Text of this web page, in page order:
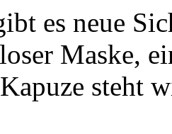
es neue
Maske,
steht